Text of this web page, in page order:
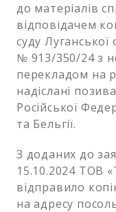
до матеріалів
відповідачем
суду Луганської
№ 913/350/24 з
перекладом на
надіслані
Російської
та Бельгії.
З доданих до
15.10.2024 ТОВ
відправило
на адресу